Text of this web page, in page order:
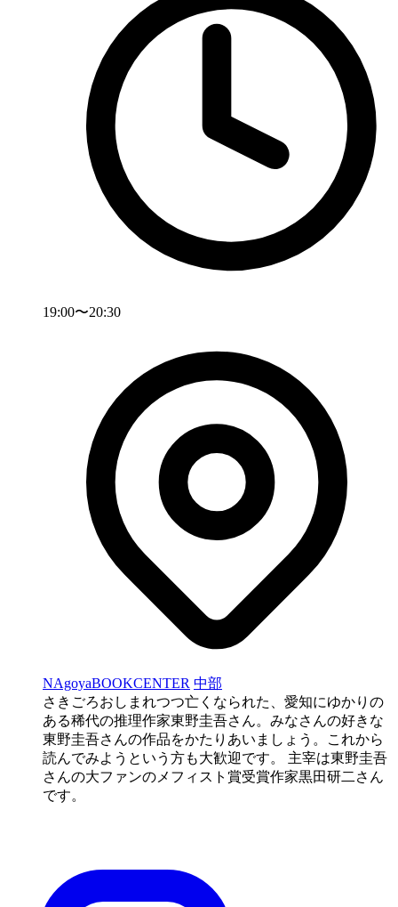
19:00〜20:30
NAgoyaBOOKCENTER 中部
さきごろおしまれつつ亡くなられた、愛知にゆかりの
ある稀代の推理作家東野圭吾さん。みなさんの好きな
東野圭吾さんの作品をかたりあいましょう。これから
読んでみようという方も大歓迎です。 主宰は東野圭吾
さんの大ファンのメフィスト賞受賞作家黒田研二さん
です。